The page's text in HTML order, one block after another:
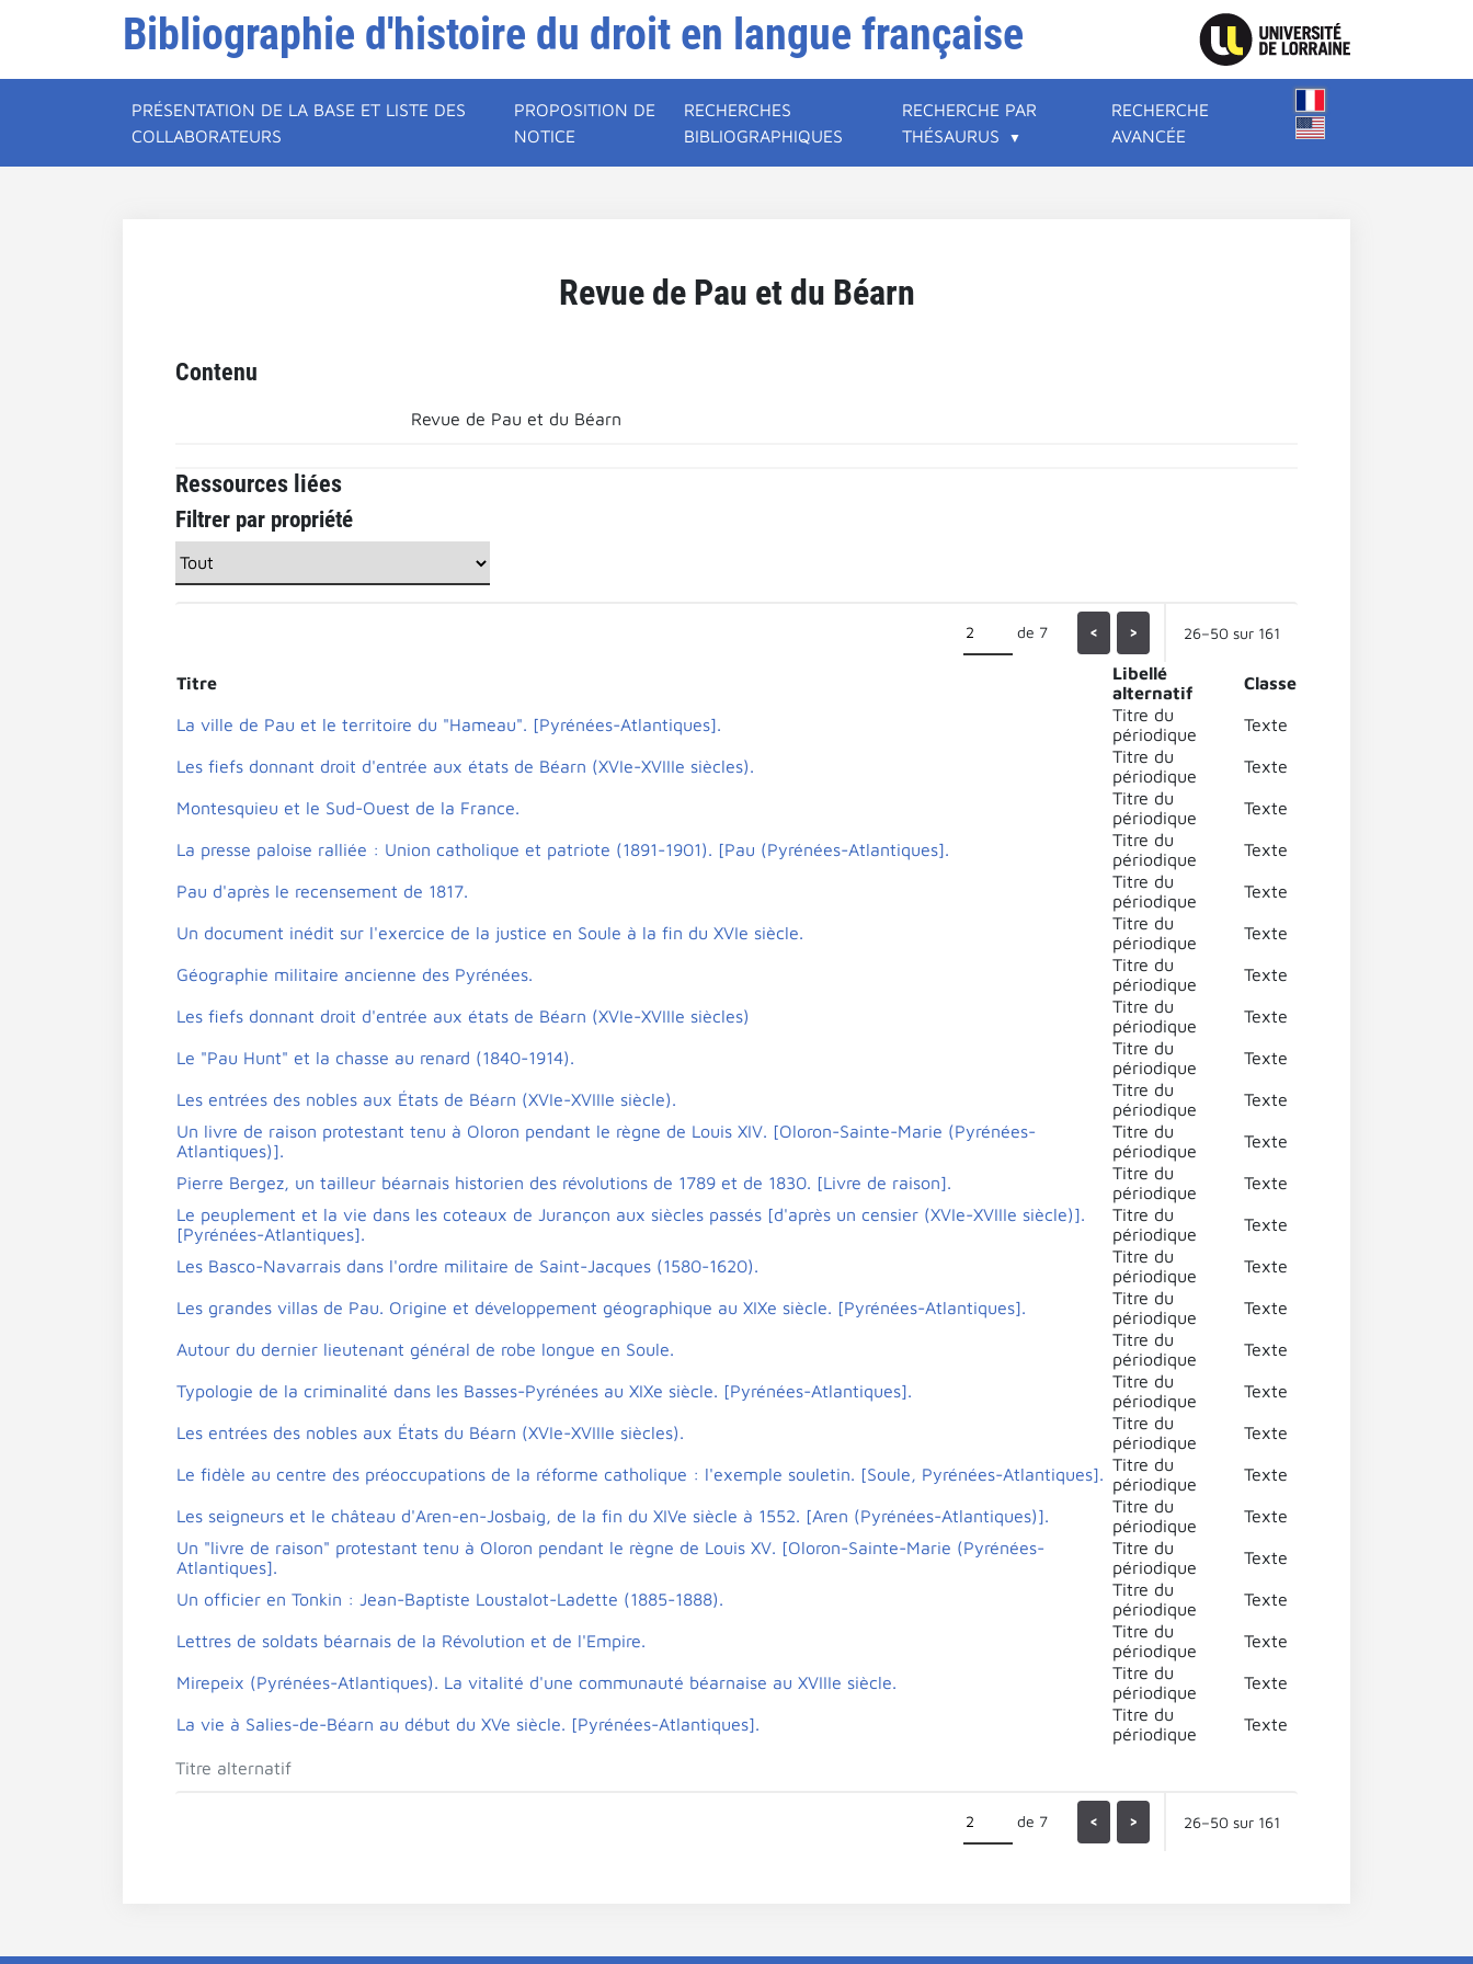
Bibliographie d'histoire du droit en langue française
PRÉSENTATION DE LA BASE ET LISTE DES
COLLABORATEURS
PROPOSITION DE
NOTICE
RECHERCHES
BIBLIOGRAPHIQUES
RECHERCHE PAR
THÉSAURUS
RECHERCHE
AVANCÉE
Revue de Pau et du Béarn
Contenu
Revue de Pau et du Béarn
Ressources liées
Filtrer par propriété
de 7 < > 26–50 sur 161
Titre alternatif
Titre
Libellé
alternatif
Classe
La ville de Pau et le territoire du "Hameau". [Pyrénées-Atlantiques].
Titre du
périodique
Texte
Les fiefs donnant droit d'entrée aux états de Béarn (XVIe-XVIIIe siècles).
Titre du
périodique
Texte
Montesquieu et le Sud-Ouest de la France.
Titre du
périodique
Texte
La presse paloise ralliée : Union catholique et patriote (1891-1901). [Pau (Pyrénées-Atlantiques].
Titre du
périodique
Texte
Pau d'après le recensement de 1817.
Titre du
périodique
Texte
Un document inédit sur l'exercice de la justice en Soule à la fin du XVIe siècle.
Titre du
périodique
Texte
Géographie militaire ancienne des Pyrénées.
Titre du
périodique
Texte
Les fiefs donnant droit d'entrée aux états de Béarn (XVIe-XVIIIe siècles)
Titre du
périodique
Texte
Le "Pau Hunt" et la chasse au renard (1840-1914).
Titre du
périodique
Texte
Les entrées des nobles aux États de Béarn (XVIe-XVIIIe siècle).
Titre du
périodique
Texte
Un livre de raison protestant tenu à Oloron pendant le règne de Louis XIV. [Oloron-Sainte-Marie (Pyrénées-
Atlantiques)].
Titre du
périodique
Texte
Pierre Bergez, un tailleur béarnais historien des révolutions de 1789 et de 1830. [Livre de raison].
Titre du
périodique
Texte
Le peuplement et la vie dans les coteaux de Jurançon aux siècles passés [d'après un censier (XVIe-XVIIIe siècle)].
[Pyrénées-Atlantiques].
Titre du
périodique
Texte
Les Basco-Navarrais dans l'ordre militaire de Saint-Jacques (1580-1620).
Titre du
périodique
Texte
Les grandes villas de Pau. Origine et développement géographique au XIXe siècle. [Pyrénées-Atlantiques].
Titre du
périodique
Texte
Autour du dernier lieutenant général de robe longue en Soule.
Titre du
périodique
Texte
Typologie de la criminalité dans les Basses-Pyrénées au XIXe siècle. [Pyrénées-Atlantiques].
Titre du
périodique
Texte
Les entrées des nobles aux États du Béarn (XVIe-XVIIIe siècles).
Titre du
périodique
Texte
Le fidèle au centre des préoccupations de la réforme catholique : l'exemple souletin. [Soule, Pyrénées-Atlantiques]. Titre du
périodique
Texte
Les seigneurs et le château d'Aren-en-Josbaig, de la fin du XIVe siècle à 1552. [Aren (Pyrénées-Atlantiques)].
Titre du
périodique
Texte
Un "livre de raison" protestant tenu à Oloron pendant le règne de Louis XV. [Oloron-Sainte-Marie (Pyrénées-
Atlantiques].
Titre du
périodique
Texte
Un officier en Tonkin : Jean-Baptiste Loustalot-Ladette (1885-1888).
Titre du
périodique
Texte
Lettres de soldats béarnais de la Révolution et de l'Empire.
Titre du
périodique
Texte
Mirepeix (Pyrénées-Atlantiques). La vitalité d'une communauté béarnaise au XVIIIe siècle.
Titre du
périodique
Texte
La vie à Salies-de-Béarn au début du XVe siècle. [Pyrénées-Atlantiques].
Titre du
périodique
Texte
de 7 < > 26–50 sur 161